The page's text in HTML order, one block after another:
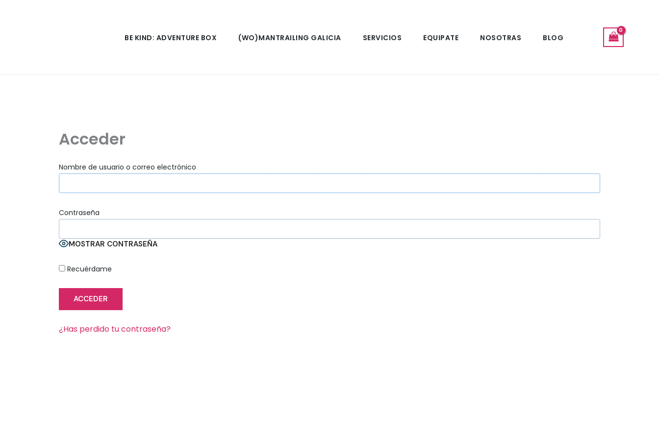
BE KIND: ADVENTURE BOX (WO)MANTRAILING GALICIA SERVICIOS EQUIPATE NOSOTRAS BLOG
Acceder
Nombre de usuario o correo electrónico
Contraseña
MOSTRAR CONTRASEÑA
Recuérdame
¿Has perdido tu contraseña?